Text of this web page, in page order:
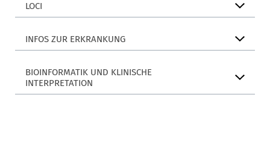
LOCI
INFOS ZUR ERKRANKUNG
BIOINFORMATIK UND KLINISCHE
INTERPRETATION